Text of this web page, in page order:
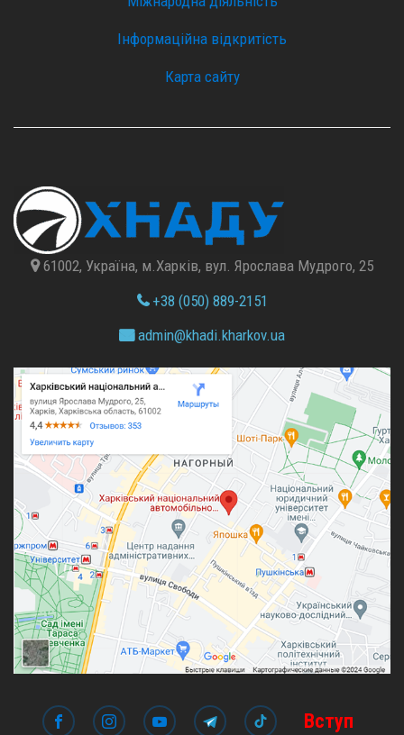
Інформаційна відкритість
Карта сайту
61002, Україна, м.Харків, вул. Ярослава Мудрого, 25
+38 (050) 889-2151
admin@khadi.kharkov.ua
Вступ